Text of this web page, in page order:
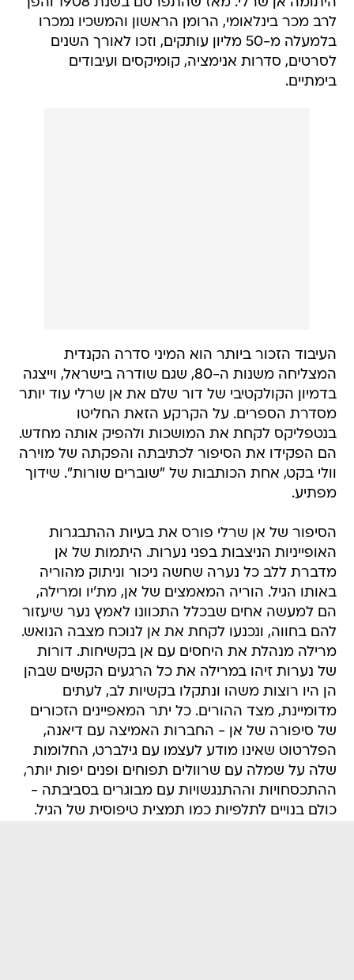
לרב מכר בינלאומי, הרומן הראשון והמשכיו נמכרו
בלמעלה מ-50 מליון עותקים, וזכו לאורך השנים
לסרטים, סדרות אנימציה, קומיקסים ועיבודים
בימתיים.
העיבוד הזכור ביותר הוא המיני סדרה הקנדית
המצליחה משנות ה-80, שגם שודרה בישראל, וייצגה
בדמיון הקולקטיבי של דור שלם את אן שרלי עוד יותר
מסדרת הספרים. על הקרקע הזאת החליטו
בנטפליקס לקחת את המושכות ולהפיק אותה מחדש.
הם הפקידו את הסיפור לכתיבתה והפקתה של מוירה
וולי בקט, אחת הכותבות של "שוברים שורות". שידוך
מפתיע.
הסיפור של אן שרלי פורס את בעיות ההתבגרות
האופייניות הניצבות בפני נערות. היתמות של אן
מדברת ללב כל נערה שחשה ניכור וניתוק מהוריה
באותו הגיל. הוריה המאמצים של אן, מת'יו ומרילה,
הם למעשה אחים שבכלל התכוונו לאמץ נער שיעזור
להם בחווה, ונכנעו לקחת את אן לנוכח מצבה הנואש.
מרילה מנהלת את היחסים עם אן בקשיחות. דורות
של נערות זיהו במרילה את כל הרגעים הקשים שבהן
הן היו רוצות משהו ונתקלו בקשיות לב, לעתים
מדומיינת, מצד ההורים. כל יתר המאפיינים הזכורים
של סיפורה של אן - החברות האמיצה עם דיאנה,
הפלרטוט שאינו מודע לעצמו עם גילברט, החלומות
שלה על שמלה עם שרוולים תפוחים ופנים יפות יותר,
ההתכסחויות וההתנגשויות עם מבוגרים בסביבתה -
כולם בנויים לתלפיות כמו תמצית טיפוסית של הגיל.